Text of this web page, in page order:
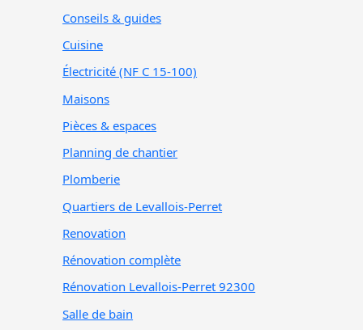
Conseils & guides
Cuisine
Électricité (NF C 15-100)
Maisons
Pièces & espaces
Planning de chantier
Plomberie
Quartiers de Levallois-Perret
Renovation
Rénovation complète
Rénovation Levallois-Perret 92300
Salle de bain